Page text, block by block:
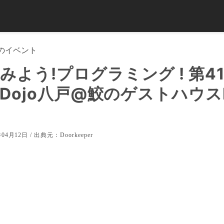
イベント
よう!プログラミング ! 第
八戸@鮫のゲストハウ
月12日 / 出典元：Doorkeeper